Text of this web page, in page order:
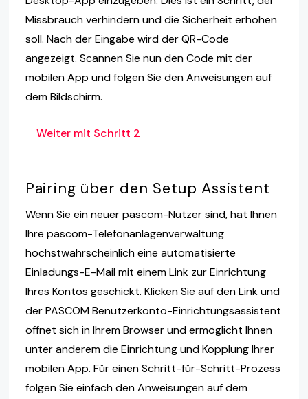
Missbrauch verhindern und die Sicherheit erhöhen
soll. Nach der Eingabe wird der QR-Code
angezeigt. Scannen Sie nun den Code mit der
mobilen App und folgen Sie den Anweisungen auf
dem Bildschirm.
Weiter mit Schritt 2
Pairing über den Setup Assistent
Wenn Sie ein neuer pascom-Nutzer sind, hat Ihnen
Ihre pascom-Telefonanlagenverwaltung
höchstwahrscheinlich eine automatisierte
Einladungs-E-Mail mit einem Link zur Einrichtung
Ihres Kontos geschickt. Klicken Sie auf den Link und
der PASCOM Benutzerkonto-Einrichtungsassistent
öffnet sich in Ihrem Browser und ermöglicht Ihnen
unter anderem die Einrichtung und Kopplung Ihrer
mobilen App. Für einen Schritt-für-Schritt-Prozess
folgen Sie einfach den Anweisungen auf dem